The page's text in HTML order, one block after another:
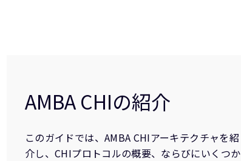
AMBA CHIの紹介
このガイドでは、AMBA CHIアーキテクチャを紹
介し、CHIプロトコルの概要、ならびにいくつか